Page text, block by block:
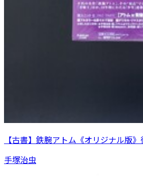
【古書】鉄腕アトム《オリジナル版
手塚治虫